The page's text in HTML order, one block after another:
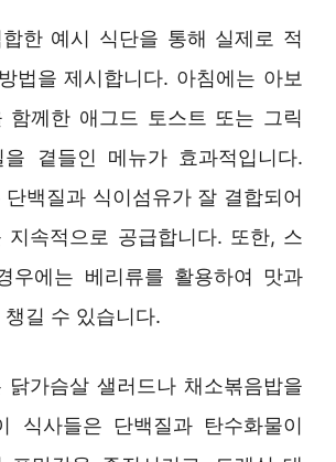
한 예시 식단을 통해 실제로 적
법을 제시합니다. 아침에는 아보
함께한 애그드 토스트 또는 그릭
을 곁들인 메뉴가 효과적입니다.
백질과 식이섬유가 잘 결합되어
지속적으로 공급합니다. 또한, 스
우에는 베리류를 활용하여 맛과
길 수 있습니다.
닭가슴살 샐러드나 채소볶음밥을
식사들은 단백질과 탄수화물이